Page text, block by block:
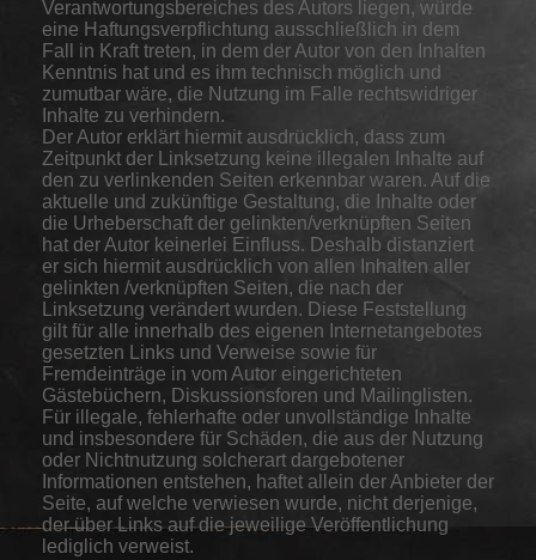
Verantwortungsbereiches des Autors liegen, würde
eine Haftungsverpflichtung ausschließlich in dem
Fall in Kraft treten, in dem der Autor von den Inhalten
Kenntnis hat und es ihm technisch möglich und
zumutbar wäre, die Nutzung im Falle rechtswidriger
Inhalte zu verhindern.
Der Autor erklärt hiermit ausdrücklich, dass zum
Zeitpunkt der Linksetzung keine illegalen Inhalte auf
den zu verlinkenden Seiten erkennbar waren. Auf die
aktuelle und zukünftige Gestaltung, die Inhalte oder
die Urheberschaft der gelinkten/verknüpften Seiten
hat der Autor keinerlei Einfluss. Deshalb distanziert
er sich hiermit ausdrücklich von allen Inhalten aller
gelinkten /verknüpften Seiten, die nach der
Linksetzung verändert wurden. Diese Feststellung
gilt für alle innerhalb des eigenen Internetangebotes
gesetzten Links und Verweise sowie für
Fremdeinträge in vom Autor eingerichteten
Gästebüchern, Diskussionsforen und Mailinglisten.
Für illegale, fehlerhafte oder unvollständige Inhalte
und insbesondere für Schäden, die aus der Nutzung
oder Nichtnutzung solcherart dargebotener
Informationen entstehen, haftet allein der Anbieter der
Seite, auf welche verwiesen wurde, nicht derjenige,
der über Links auf die jeweilige Veröffentlichung
lediglich verweist.